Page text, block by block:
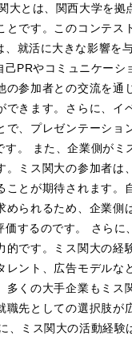
大とは、関西大学を拠
とです。このコンテス
、就活に大きな影響を
己PRやコミュニケーシ
の参加者との交流を通
できます。さらに、イ
で、プレゼンテーショ
す。 また、企業側がミ
。ミス関大の参加者は
ことが期待されます。
められるため、企業側
価するのです。 さらに
的です。ミス関大の経
レント、広告モデルな
多くの大手企業もミス
職先としての選択肢が
、ミス関大の活動経験